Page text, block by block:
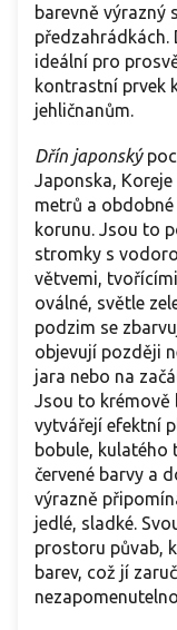
barevně výrazný
předzahrádkách.
ideální pro
kontrastní prvek
jehličnanům.
Dřín japonský
Japonska,
metrů a
korunu. Jsou to
stromky s
větvemi,
oválné, světle
podzim se
objevují později
jara nebo na
Jsou to krémově
vytvářejí efektní
bobule, kulatého
červené barvy a
výrazně
jedlé, sladké.
prostoru půvab,
barev, což jí